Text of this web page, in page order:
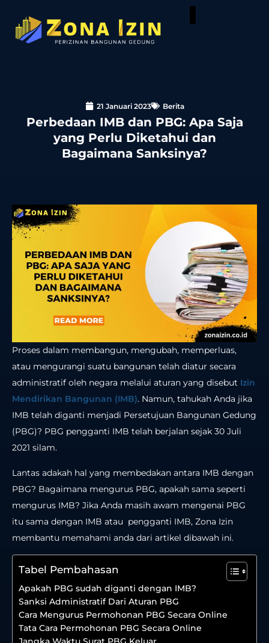
21 Januari 2023 Berita
Perbedaan IMB dan PBG: Apa Saja
yang Perlu Diketahui dan
Bagaimana Sanksinya?
Proses dalam membangun, mengubah, memperluas,
atau mengurangi suatu bangunan telah diatur secara
administratif oleh negara melalui aturan yang disebut Izin
Mendirikan Bangunan (IMB). Namun, tahukah Anda jika
IMB telah diganti menjadi Persetujuan Bangunan Gedung
(PBG)? PBG pengganti IMB telah berjalan sejak 30 Juli
2021 silam.
Lantas adakah hal yang membedakan antara IMB dengan
PBG? Bagaimana mengurus PBG, apakah sama seperti
mengurus IMB? Jika Anda masih awam mengenai PBG
itu sama dengan IMB atau pengganti IMB, Zona Izin
membantu memahami anda dari artikel dibawah ini.
Tabel Pembahasan
Apakah PBG sudah diganti dengan IMB?
Sanksi Administratif Dari Aturan PBG
Cara Mengurus Permohonan PBG Secara Online
Tata Cara Permohonan PBG Secara Online